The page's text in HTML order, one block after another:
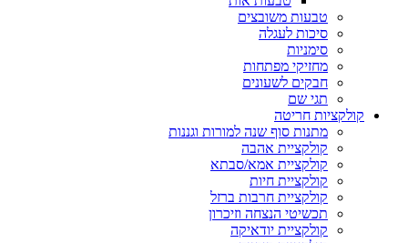
טבעות משובצים
סיכות לעגלה
סימניות
מחזיקי מפתחות
חבקים לשעונים
תגי שם
קולקציות חריטה
מתנות סוף שנה למורות וגננות
קולקציית אהבה
קולקציית אמא/סבתא
קולקציית חיות
קולקציית חרבות ברזל
תכשיטי הנצחה וזיכרון
קולקציית יודאיקה